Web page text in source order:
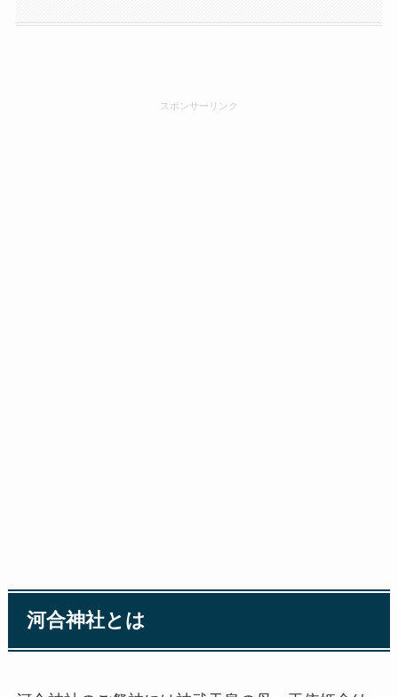
スポンサーリンク
河合神社とは